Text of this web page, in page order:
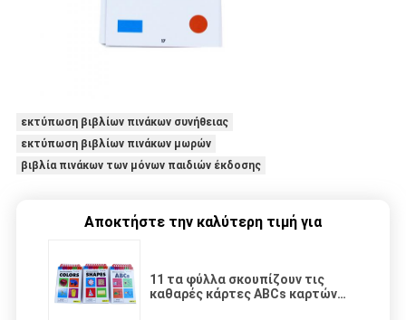
εκτύπωση βιβλίων πινάκων συνήθειας
εκτύπωση βιβλίων πινάκων μωρών
βιβλία πινάκων των μόνων παιδιών έκδοσης
Αποκτήστε την καλύτερη τιμή για
11 τα φύλλα σκουπίζουν τις
καθαρές κάρτες ABCs καρτών